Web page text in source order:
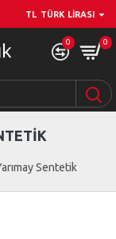
TL TÜRK LIRASI
0 0
Sentetik